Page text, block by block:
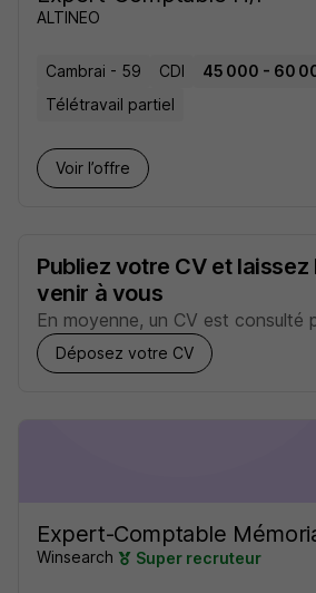
ALTINEO
Cambrai - 59 CDI
45 000 - 60
Télétravail partiel
Voir l’offre
Publiez votre CV et
venir à vous
En moyenne, un CV est consulté
Déposez votre CV
Expert-Comptable
Winsearch Super recruteur